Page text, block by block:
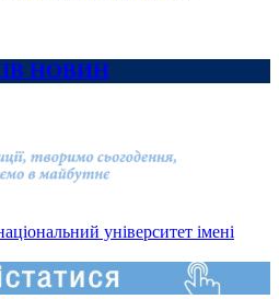
НОВИН
університет імені